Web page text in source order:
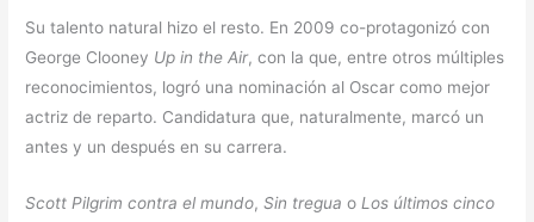
Su talento natural hizo el resto. En 2009 co-protagonizó con
George Clooney Up in the Air, con la que, entre otros múltiples
reconocimientos, logró una nominación al Oscar como mejor
actriz de reparto. Candidatura que, naturalmente, marcó un
antes y un después en su carrera.
Scott Pilgrim contra el mundo,Sin tregua o Los últimos cinco